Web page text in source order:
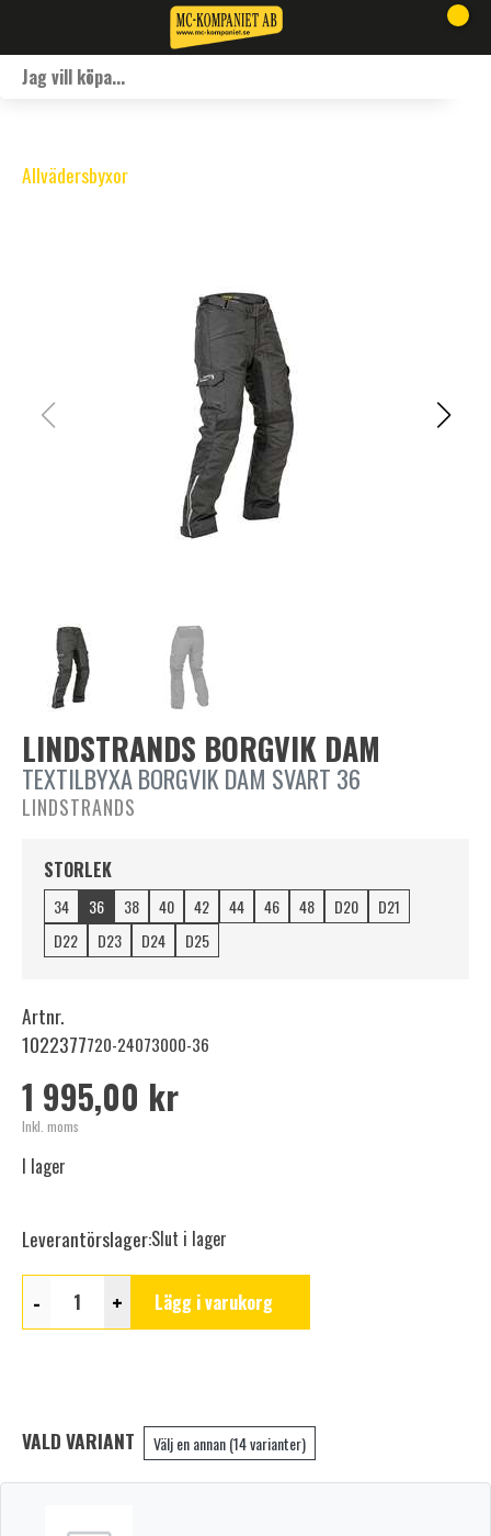
Allvädersbyxor
LINDSTRANDS BORGVIK DAM
TEXTILBYXA BORGVIK DAM SVART 36
LINDSTRANDS
STORLEK
34 36 38 40 42 44 46 48 D20
D21
D22
D23 D24 D25
Artnr.
1022377720-24073000-36
1 995,00 kr
Inkl. moms
I lager
Leverantörslager:Slut i lager
- + Lägg i varukorg
VALD VARIANT Välj en annan (14 varianter)